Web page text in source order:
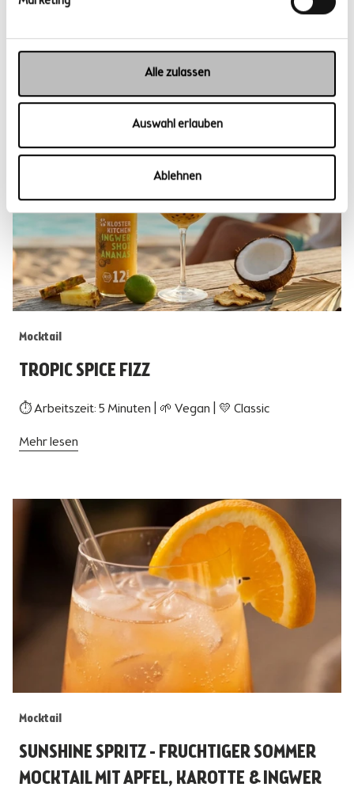
Alle zulassen
Auswahl erlauben
Ablehnen
Mocktail
TROPIC SPICE FIZZ
⏱ Arbeitszeit: 5 Minuten | 🌱 Vegan | 💛 Classic
Mehr lesen
Mocktail
SUNSHINE SPRITZ - FRUCHTIGER SOMMER
MOCKTAIL MIT APFEL, KAROTTE & INGWER